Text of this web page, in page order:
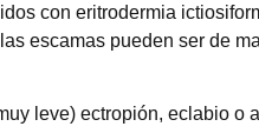
con eritrodermia
escamas pueden ser de
leve) ectropión, eclabio o